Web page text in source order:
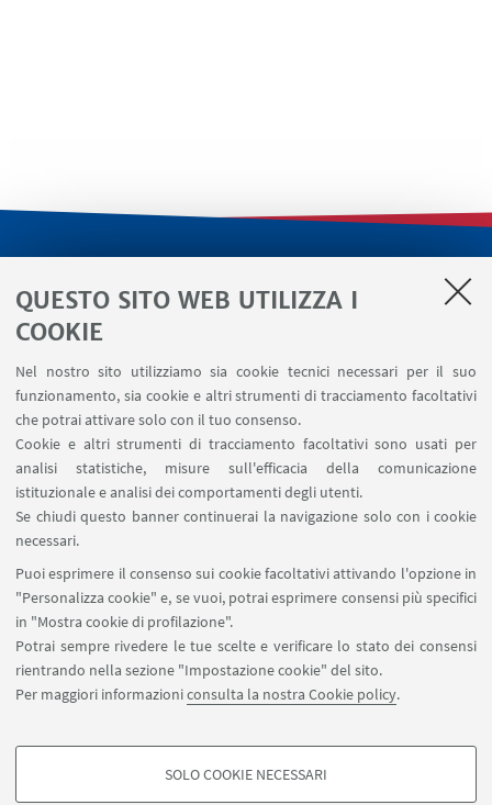
QUESTO SITO WEB UTILIZZA I
COOKIE
Nel nostro sito utilizziamo sia cookie tecnici necessari per il suo
funzionamento, sia cookie e altri strumenti di tracciamento facoltativi
che potrai attivare solo con il tuo consenso.
Cookie e altri strumenti di tracciamento facoltativi sono usati per
analisi statistiche, misure sull'efficacia della comunicazione
istituzionale e analisi dei comportamenti degli utenti.
Se chiudi questo banner continuerai la navigazione solo con i cookie
necessari.
Puoi esprimere il consenso sui cookie facoltativi attivando l'opzione in
"Personalizza cookie" e, se vuoi, potrai esprimere consensi più specifici
in "Mostra cookie di profilazione".
Potrai sempre rivedere le tue scelte e verificare lo stato dei consensi
rientrando nella sezione "Impostazione cookie" del sito.
Per maggiori informazioniconsulta la nostra Cookie policy.
COOKIE DI PROFILAZIONE - FACOLTATIVI
SOLO COOKIE NECESSARI
Segnala un evento
Contatti
SEGUI IL DIPARTIMENTO SU:
SEGUI UNIBO SU:
APP: